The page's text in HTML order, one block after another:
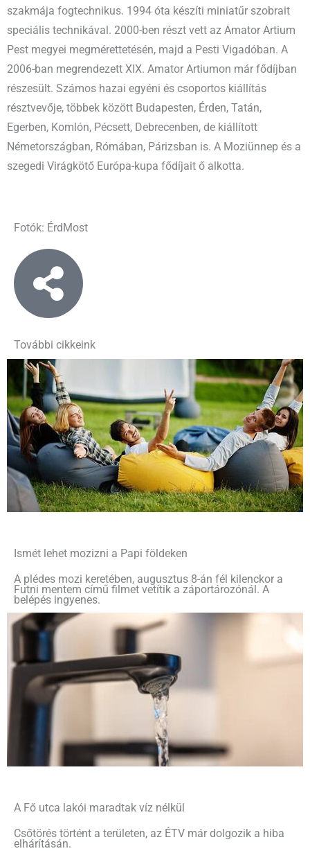
szakmája fogtechnikus. 1994 óta készíti miniatűr szobrait
speciális technikával. 2000-ben részt vett az Amator Artium
Pest megyei megmérettetésén, majd a Pesti Vigadóban. A
2006-ban megrendezett XIX. Amator Artiumon már fődíjban
részesült. Számos hazai egyéni és csoportos kiállítás
résztvevője, többek között Budapesten, Érden, Tatán,
Egerben, Komlón, Pécsett, Debrecenben, de kiállított
Németországban, Rómában, Párizsban is. A Moziünnep és a
szegedi Virágkötő Európa-kupa fődíjait ő alkotta.
Fotók: ÉrdMost
További cikkeink
Ismét lehet mozizni a Papi földeken
A plédes mozi keretében, augusztus 8-án fél kilenckor a
Futni mentem című filmet vetítik a záportározónál. A
belépés ingyenes.
A Fő utca lakói maradtak víz nélkül
Csőtörés történt a területen, az ÉTV már dolgozik a hiba
elhárításán.